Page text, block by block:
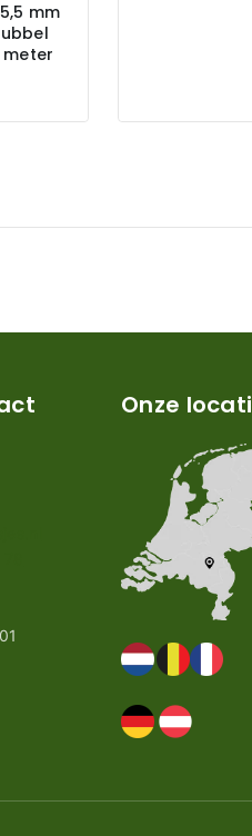
mm
meter
Onze